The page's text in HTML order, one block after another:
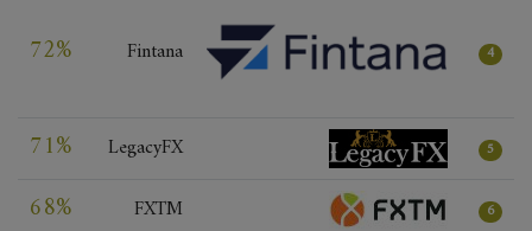
72% Fintana 4
71% LegacyFX 5
68% FXTM 6